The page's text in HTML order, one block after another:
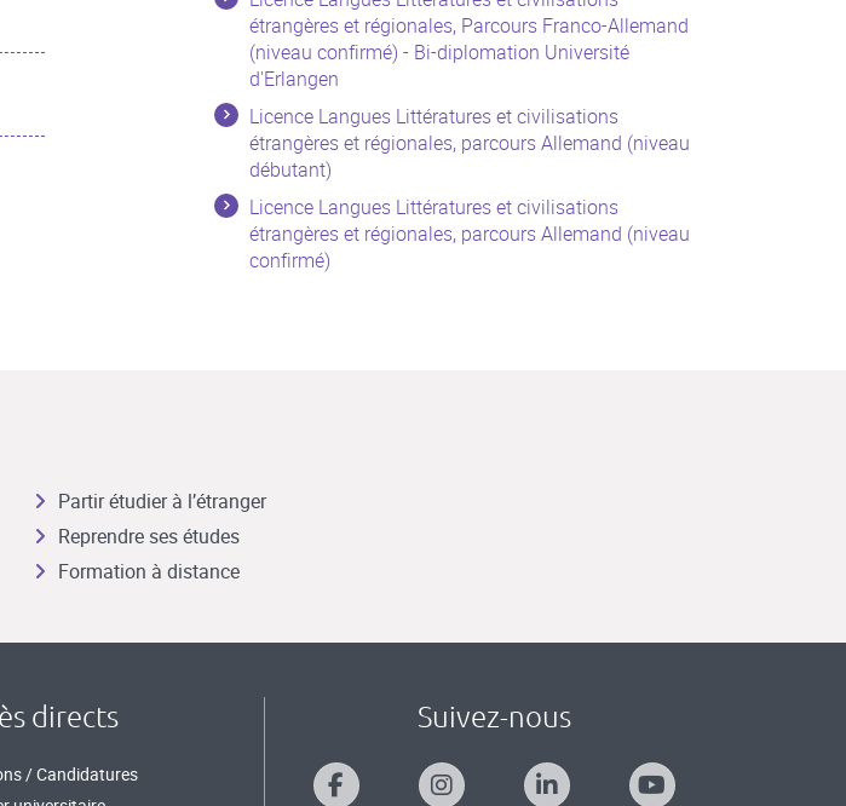
étrangères et régionales, Parcours Franco-Allemand
(niveau confirmé) - Bi-diplomation Université
d'Erlangen
Licence Langues Littératures et civilisations
étrangères et régionales, parcours Allemand (niveau
débutant)
Licence Langues Littératures et civilisations
étrangères et régionales, parcours Allemand (niveau
confirmé)
Partir étudier à l’étranger
Reprendre ses études
Formation à distance
directs
/ Candidatures
Suivez-nous